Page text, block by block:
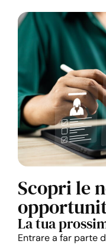
Scopri le
La tua
Entrare a far parte